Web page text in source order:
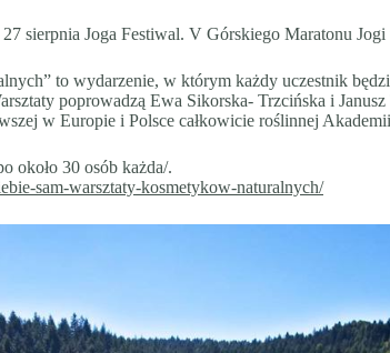
sierpnia Joga Festiwal. V Górskiego Maratonu
to wydarzenie, w którym każdy uczestnik
poprowadzą Ewa Sikorska- Trzcińska i
w Europie i Polsce całkowicie roślinnej
około 30 osób każda/.
sam-warsztaty-kosmetykow-naturalnych/